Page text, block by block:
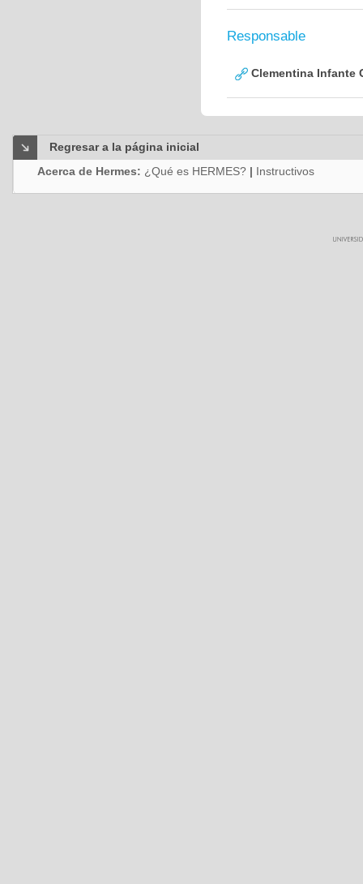
Responsable
Clementina Infante
Regresar a la página inicial
Acerca de Hermes: ¿Qué es HERMES? | Instructivos